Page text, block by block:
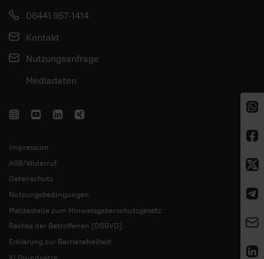
06441 957-1414
Kontakt
Nutzungsanfrage
Mediadaten
Impressum
AGB/Widerruf
Datenschutz
Nutzungsbedingungen
Meldestelle zum Hinweisgeberschutzgesetz
Rechte der Betroffenen (DSGVO)
Erklärung zur Barrierefreiheit